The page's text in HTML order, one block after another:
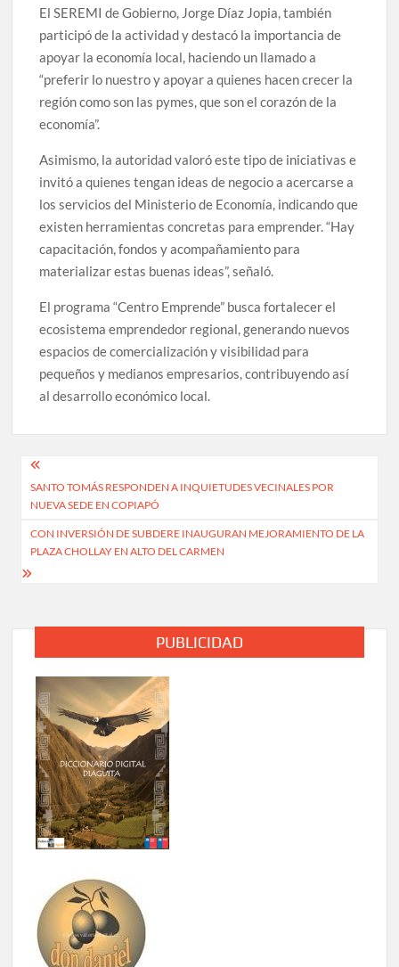
El SEREMI de Gobierno, Jorge Díaz Jopia, también
participó de la actividad y destacó la importancia de
apoyar la economía local, haciendo un llamado a
“preferir lo nuestro y apoyar a quienes hacen crecer la
región como son las pymes, que son el corazón de la
economía”.
Asimismo, la autoridad valoró este tipo de iniciativas e
invitó a quienes tengan ideas de negocio a acercarse a
los servicios del Ministerio de Economía, indicando que
existen herramientas concretas para emprender. “Hay
capacitación, fondos y acompañamiento para
materializar estas buenas ideas”, señaló.
El programa “Centro Emprende” busca fortalecer el
ecosistema emprendedor regional, generando nuevos
espacios de comercialización y visibilidad para
pequeños y medianos empresarios, contribuyendo así
al desarrollo económico local.
Navegación
de
entradas
SANTO TOMÁS RESPONDEN A INQUIETUDES VECINALES POR
NUEVA SEDE EN COPIAPÓ
CON INVERSIÓN DE SUBDERE INAUGURAN MEJORAMIENTO DE LA
PLAZA CHOLLAY EN ALTO DEL CARMEN
PUBLICIDAD